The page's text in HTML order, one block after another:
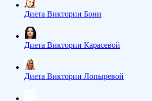
Диета Виктории Бони
Диета Виктории Карасевой
Диета Виктории Лопыревой